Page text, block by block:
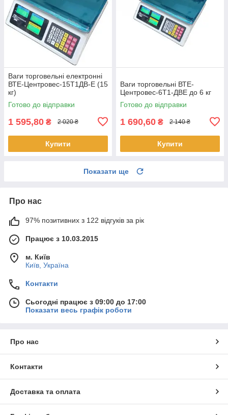
Ваги торговельні електронні
ВТЕ-Центровес-15Т1ДВ-Е (15
кг)
Готово до відправки
1 595,80 ₴ 2 020 ₴
Купити
Ваги торговельні ВТЕ-
Центровес-6Т1-ДВЕ до 6 кг
Готово до відправки
1 690,60 ₴ 2 140 ₴
Купити
Показати ще
Про нас
97% позитивних з 122 відгуків за рік
Працює з 10.03.2015
м. Київ
Київ, Україна
Контакти
Сьогодні працює з 09:00 до 17:00
Показати весь графік роботи
Про нас
Контакти
Доставка та оплата